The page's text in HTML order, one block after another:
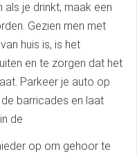
als je drinkt; maak een
Gezien men met
huis is, is het
en te zorgen dat het
Parkeer je auto op
barricades en laat
de
op om gehoor te